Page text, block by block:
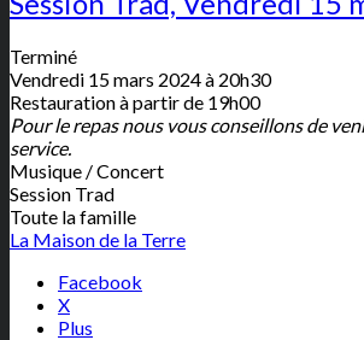
Terminé
Vendredi 15 mars 2024 à 20h30
Restauration à partir de 19h00
Pour le repas nous vous conseillons de
service.
Musique / Concert
Session Trad
Toute la famille
La Maison de la Terre
Facebook
X
Plus